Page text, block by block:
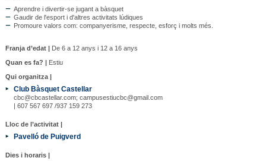
Aprendre i divertir-se jugant a bàsquet
Gaudir de l'esport i d'altres activitats lúdiques
Promoure valors com: companyerisme, respecte, esforç i molts més.
Franja d’edat |De 6 a 12 anys i 12 a 16 anys
Quan es fa? |Estiu
Qui organitza |
Club Bàsquet Castellar
cbc@cbcastellar.com; campusestiucbc@gmail.com
| 607 567 697 /937 159 273
Lloc de l’activitat |
Pavelló de Puigverd
Dies i horaris |